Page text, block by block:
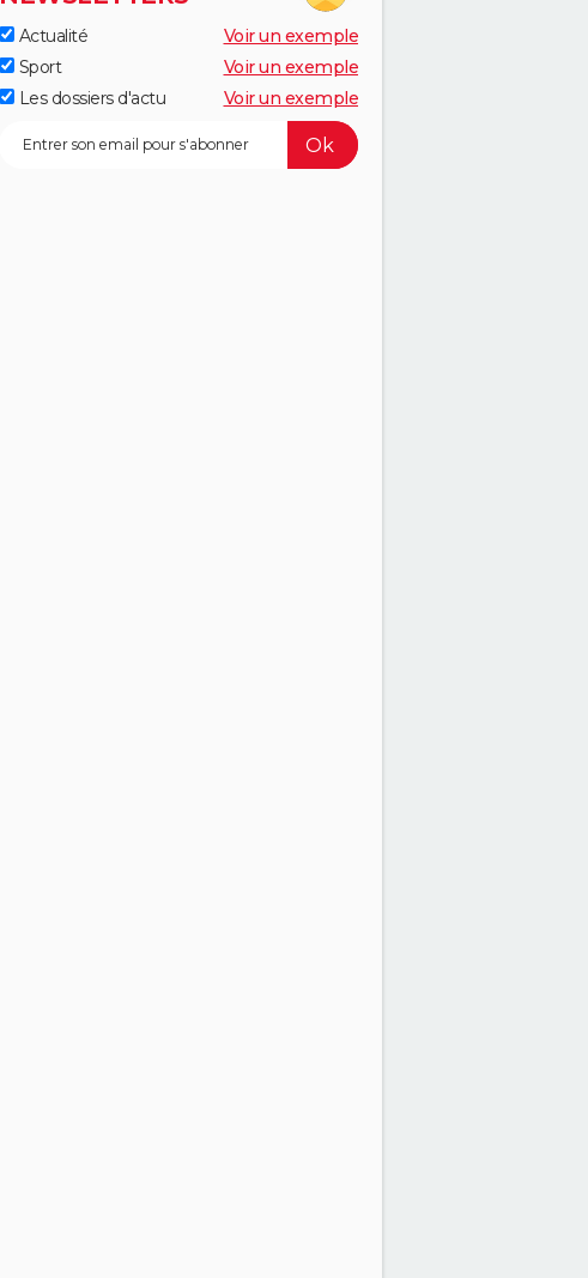
Actualité
Voir un exemple
Sport
Voir un exemple
Les dossiers d'actu
Voir un exemple